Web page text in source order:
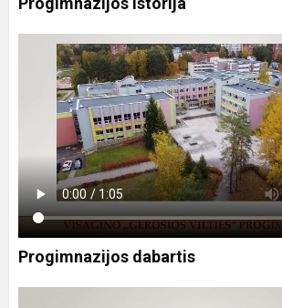
Progimnazijos dabartis